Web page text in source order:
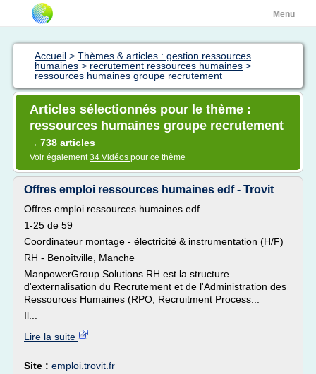
Menu
Accueil > Thèmes & articles : gestion ressources
humaines > recrutement ressources humaines >
ressources humaines groupe recrutement
Articles sélectionnés pour le thème :
ressources humaines groupe recrutement
→ 738 articles
Voir également34 Vidéos pour ce thème
Offres emploi ressources humaines edf - Trovit
Offres emploi ressources humaines edf
1-25 de 59
Coordinateur montage - électricité & instrumentation (H/F)
RH - Benoîtville, Manche
ManpowerGroup Solutions RH est la structure
d'externalisation du Recrutement et de l'Administration des
Ressources Humaines (RPO, Recruitment Process...
Il...
Lire la suite
Site : emploi.trovit.fr